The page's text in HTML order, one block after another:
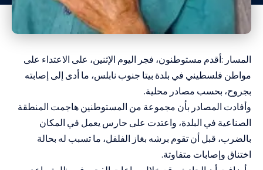
المسار :أقدم مستوطنون، فجر اليوم الإثنين، على الاعتداء على
مواطن فلسطيني في بلدة بيتا جنوب نابلس، ما أدى إلى إصابته
بجروح، بحسب مصادر محلية.
وأفادت المصادر بأن مجموعة من المستوطنين هاجمت المنطقة
الصناعية في البلدة، واعتدت على حارس يعمل في المكان
بالضرب، قبل أن تقوم برشه بغاز الفلفل، ما تسبب له بحالة
اختناق وإصابات متفاوتة.